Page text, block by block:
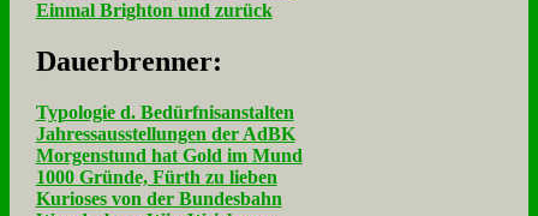
Einmal Brighton und zurück
Dau­er­bren­ner:
Typologie d. Bedürfnisanstalten
Jahressausstellungen der AdBK
Morgenstund hat Gold im Mund
1000 Gründe, Fürth zu lieben
Kurioses von der Bundesbahn